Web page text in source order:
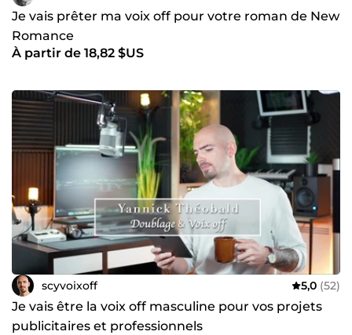
Je vais prêter ma voix off pour votre roman de New
Romance
À partir de 18,82 $US
scyvoixoff 5,0 (52)
Je vais être la voix off masculine pour vos projets
publicitaires et professionnels